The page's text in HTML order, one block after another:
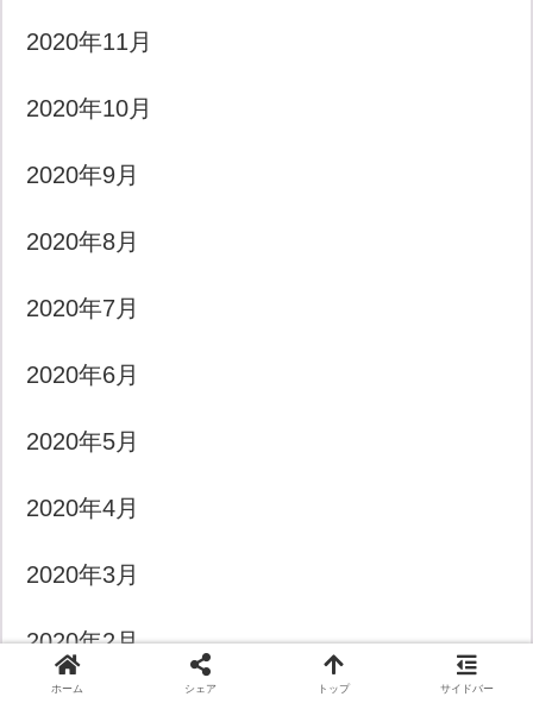
2020年11月
2020年10月
2020年9月
2020年8月
2020年7月
2020年6月
2020年5月
2020年4月
2020年3月
2020年2月
ホーム シェア トップ サイドバー